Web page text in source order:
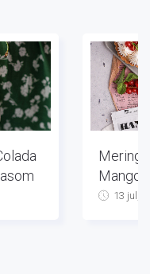
Mering
13 jul,